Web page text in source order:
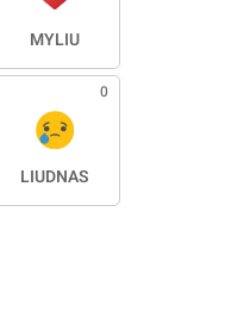
MYLIU
0
LIŪDNAS